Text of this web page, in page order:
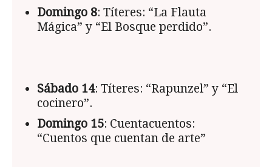
Domingo 8: Títeres: “La Flauta
Mágica” y “El Bosque perdido”.
Sábado 14: Títeres: “Rapunzel” y “El
cocinero”.
Domingo 15: Cuentacuentos:
“Cuentos que cuentan de arte”